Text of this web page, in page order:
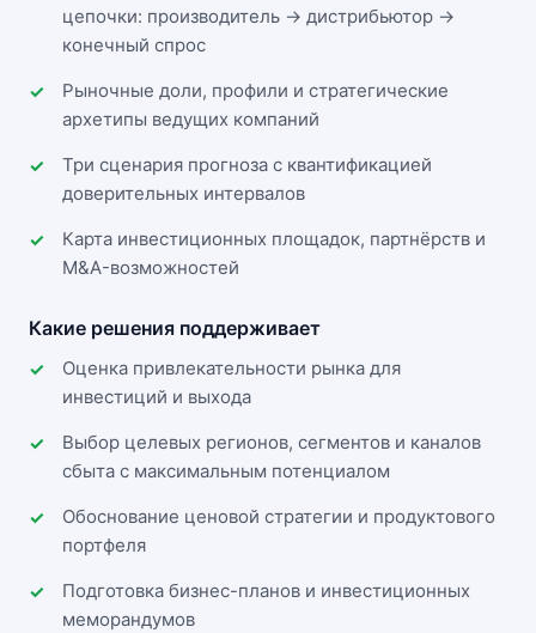
цепочки: производитель → дистрибьютор →
конечный спрос
Рыночные доли, профили и стратегические
архетипы ведущих компаний
Три сценария прогноза с квантификацией
доверительных интервалов
Карта инвестиционных площадок, партнёрств и
M&A-возможностей
Какие решения поддерживает
Оценка привлекательности рынка для
инвестиций и выхода
Выбор целевых регионов, сегментов и каналов
сбыта с максимальным потенциалом
Обоснование ценовой стратегии и продуктового
портфеля
Подготовка бизнес-планов и инвестиционных
меморандумов